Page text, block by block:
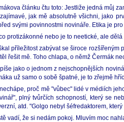
článku čtu toto: Jestliže jedná můj
jak mě absolutně všichni, jako
svými povinnostmi novináře. Etika je
protizákonné nebo je to neetické, ale
příležitost zabývat se široce rozšířeným
řešit mě. Toho chlapa, o němž Čermák
jako o jednom z nejschopnějších
už samo o sobě špatné, je to zřejmě
proč mě "vůbec" lidé v médiích
plný tvůrčích schopností, který se
atd. "Golgo nebyl šéfredaktorem,
vadí, že si nedám pokoj. Mluvím moc